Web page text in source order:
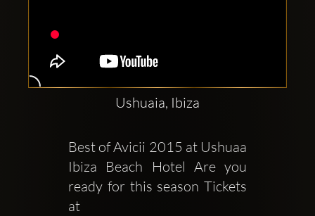
konton
Ushuaia, Ibiza
Best of Avicii 2015 at Ushuaa
Ibiza Beach Hotel Are you
ready for this season Tickets
at